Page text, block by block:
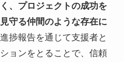
、プロジェクトの成功を
守る仲間のような存在に
捗報告を通じて支援者と
ョンをとることで、信頼